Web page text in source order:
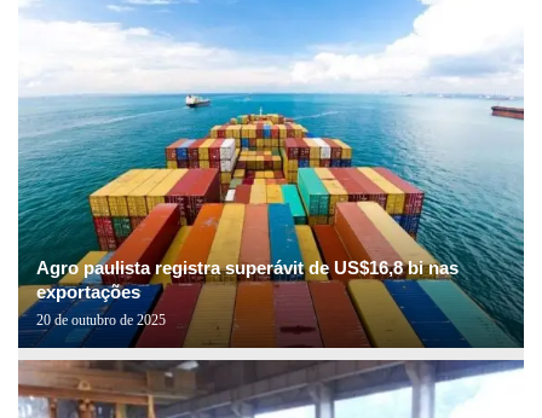
Agro paulista registra superávit de US$16,8 bi nas
exportações
20 de outubro de 2025